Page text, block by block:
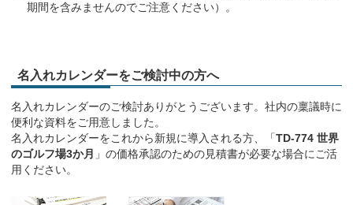
期間を含みませんのでご注意ください）。
名入れカレンダーをご検討中の方へ
名入れカレンダーのご検討ありがとうございます。社内の稟議時に
便利な資料をご用意しました。
名入れカレンダーをこれから新規に導入される方、「TD-774 世界
のゴルフ場3か月 」の価格承認のための見積書が必要な場合にご活
用ください。